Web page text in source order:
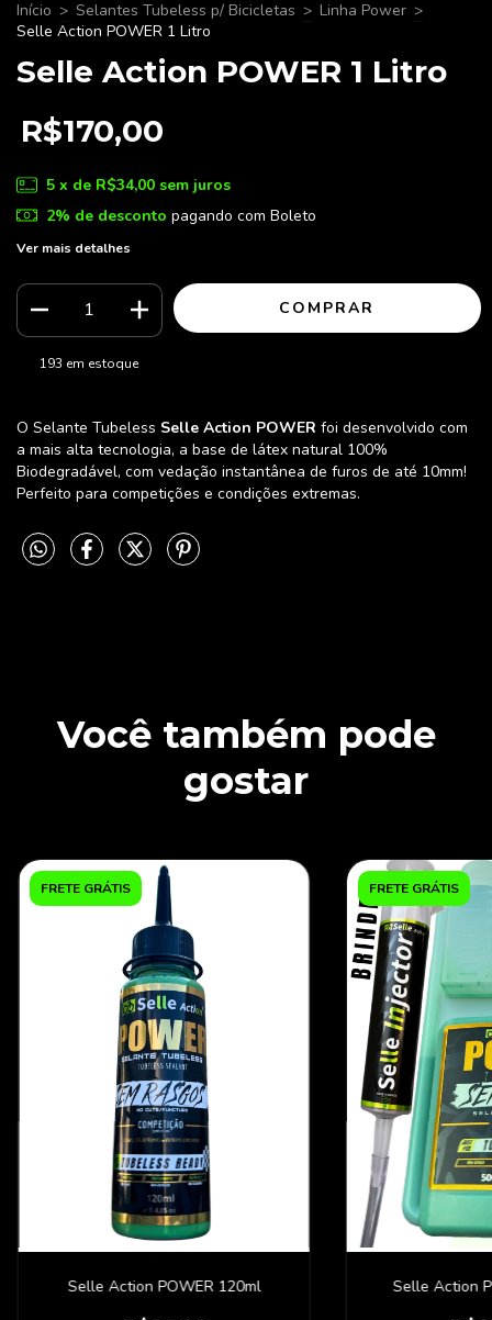
Início > Selantes Tubeless p/ Bicicletas > Linha Power >
Selle Action POWER 1 Litro
Selle Action POWER 1 Litro
R$170,00
5 x de R$34,00 sem juros
2% de desconto pagando com Boleto
Ver mais detalhes
193 em estoque
O Selante Tubeless Selle Action POWER foi desenvolvido com
a mais alta tecnologia, a base de látex natural 100%
Biodegradável, com vedação instantânea de furos de até 10mm!
Perfeito para competições e condições extremas.
Você também pode
gostar
FRETE GRÁTIS
Selle Action POWER 120ml
FRETE GRÁTIS
Selle Action